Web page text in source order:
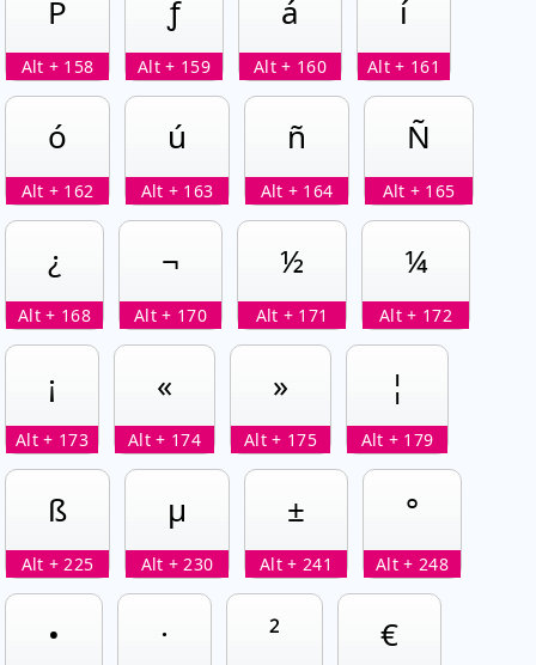
P
Alt + 158
ƒ
Alt + 159
á
Alt + 160
í
Alt + 161
ó
Alt + 162
ú
Alt + 163
ñ
Alt + 164
Ñ
Alt + 165
¿
Alt + 168
¬
Alt + 170
½
Alt + 171
¼
Alt + 172
¡
Alt + 173
«
Alt + 174
»
Alt + 175
¦
Alt + 179
ß
Alt + 225
µ
Alt + 230
±
Alt + 241
°
Alt + 248
• · ² €